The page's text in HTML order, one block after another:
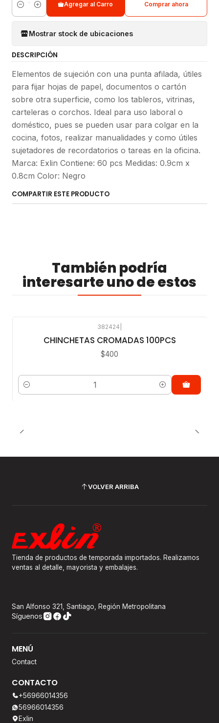
Cantidad
Agregar al Carro Comprar ahora
Mostrar stock de ubicaciones
DESCRIPCIÓN
Elementos de sujeción con una punta afilada, útiles
para fijar hojas de papel, documentos o cartón
sobre otra superficie, como los tableros, vitrinas,
carteleras o corchos. Ideal para uso laboral o
doméstico, pues se pueden usar para colgar en la
cocina, fotos, realizar manualidades y como útiles
sujetadores de recordatorios o tareas en la oficina.
Marca: Exlin Contiene: 60 pcs Medidas: 0.9cm x
0.8cm Color: Negro
COMPARTIR ESTE PRODUCTO
También podría
interesarte uno de estos
382424
CHINCHETAS CROMADAS 100PCS
$400
Cantidad
VOLVER ARRIBA
Tienda de productos de temporada importados. Realizamos
ventas al detalle, mayorista y embalajes.
San Alfonso 321, Santiago, Región Metropolitana
Síguenos
MENÚ
Contact
CONTACTO
+56966014356
56966014356
Exlin